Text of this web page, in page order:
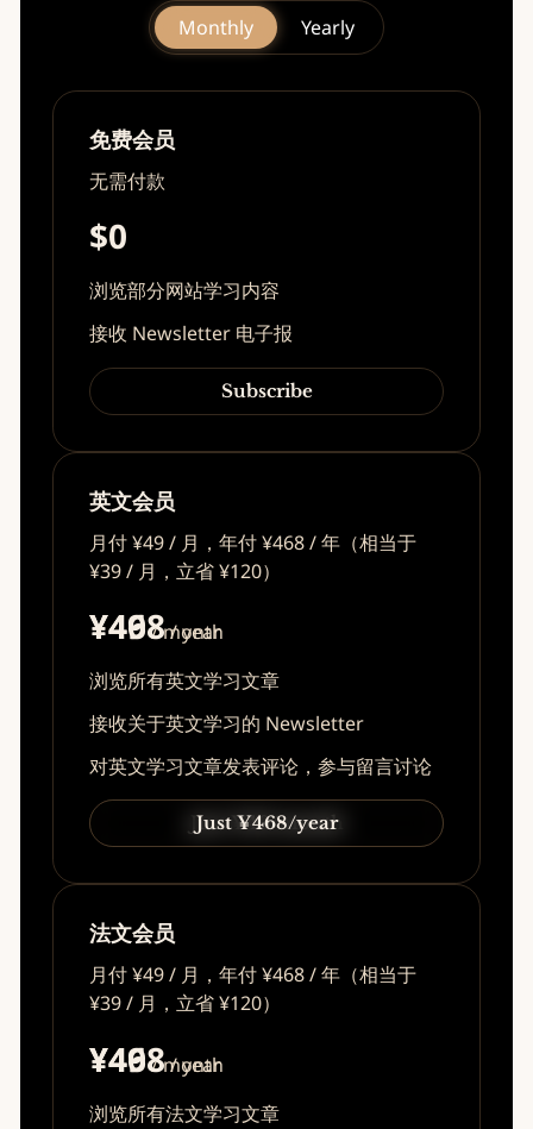
Monthly
Yearly
免费会员
无需付款
$0
浏览部分网站学习内容
接收 Newsletter 电子报
Subscribe
英文会员
月付 ¥49 / 月，年付 ¥468 / 年（相当于
¥39 / 月，立省 ¥120）
¥49/ month
¥468/ year
浏览所有英文学习文章
接收关于英文学习的 Newsletter
对英文学习文章发表评论，参与留言讨论
Just ¥49/month
Just ¥468/year
法文会员
月付 ¥49 / 月，年付 ¥468 / 年（相当于
¥39 / 月，立省 ¥120）
¥49/ month
¥468/ year
浏览所有法文学习文章